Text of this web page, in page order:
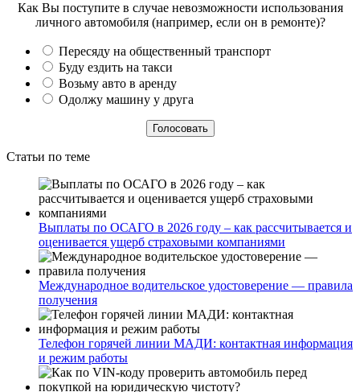
Как Вы поступите в случае невозможности использования
личного автомобиля (например, если он в ремонте)?
Пересяду на общественный транспорт
Буду ездить на такси
Возьму авто в аренду
Одолжу машину у друга
Статьи по теме
Выплаты по ОСАГО в 2026 году – как рассчитывается и
оценивается ущерб страховыми компаниями
Международное водительское удостоверение — правила
получения
Телефон горячей линии МАДИ: контактная информация
и режим работы